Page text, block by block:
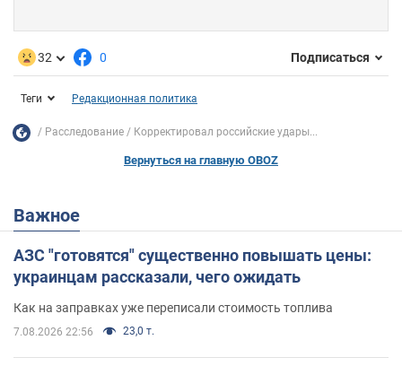
32 0 Подписаться
Теги Редакционная политика
Расследование Корректировал российские удары...
Вернуться на главную OBOZ
Важное
АЗС "готовятся" существенно повышать цены:
украинцам рассказали, чего ожидать
Как на заправках уже переписали стоимость топлива
7.08.2026 22:56 23,0 т.